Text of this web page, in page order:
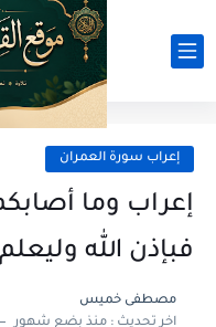
إعراب سورة العمران
إعراب وما
فبإذن الله
مصطفى خميس
اخر تحديث :منذ بضع شهور